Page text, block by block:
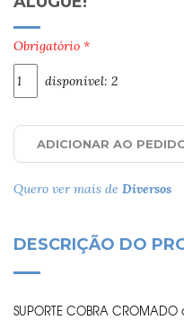
Obrigatório *
disponível: 2
ADICIONAR AO
Quero ver mais de Diversos
DESCRIÇÃO DO
SUPORTE COBRA